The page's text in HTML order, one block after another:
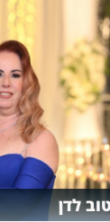
לדן